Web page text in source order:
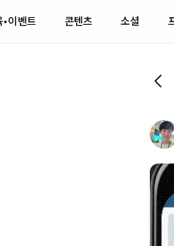
•이벤트 콘텐츠 소셜